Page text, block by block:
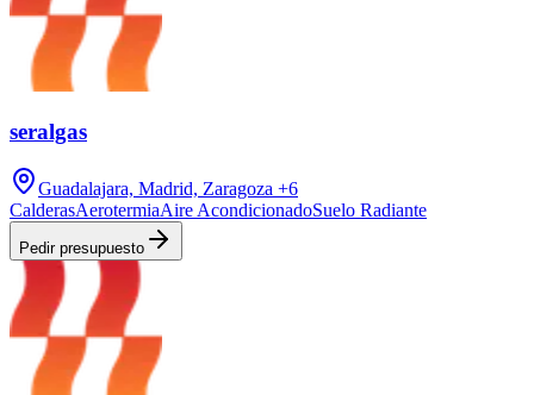
seralgas
Guadalajara, Madrid, Zaragoza +6
CalderasAerotermiaAire AcondicionadoSuelo Radiante
Pedir presupuesto